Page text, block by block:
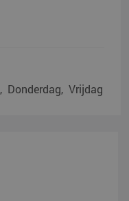
Donderdag Vrijdag